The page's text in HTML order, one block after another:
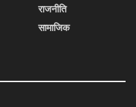
राजनीति
सामाजिक